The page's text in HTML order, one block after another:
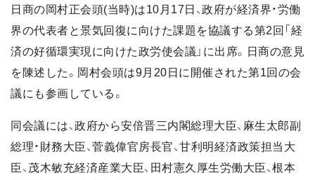
日商の岡村正会頭(当時)は10月17日、政府が経済界・労働
界の代表者と景気回復に向けた課題を協議する第2回「経
済の好循環実現に向けた政労使会議」に出席。日商の意見
を陳述した。岡村会頭は9月20日に開催された第1回の会
議にも参画している。
同会議には、政府から安倍晋三内閣総理大臣、麻生太郎副
総理・財務大臣、菅義偉官房長官、甘利明経済政策担当大
臣、茂木敏充経済産業大臣、田村憲久厚生労働大臣、根本